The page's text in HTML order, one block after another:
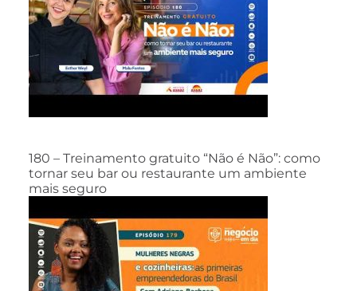
180 – Treinamento gratuito “Não é Não”: como
tornar seu bar ou restaurante um ambiente
mais seguro